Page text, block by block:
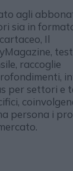
agli
sia in
Il
raccoglie
per settori e
persona i